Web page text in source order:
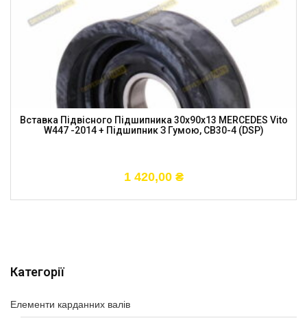
Категорії
Елементи карданних валів
Вставка Підвісного Підшипника 30x90x13 MERCEDES Vito
W447 -2014 + Підшипник З Гумою, CB30-4 (DSP)
1 420,00 ₴